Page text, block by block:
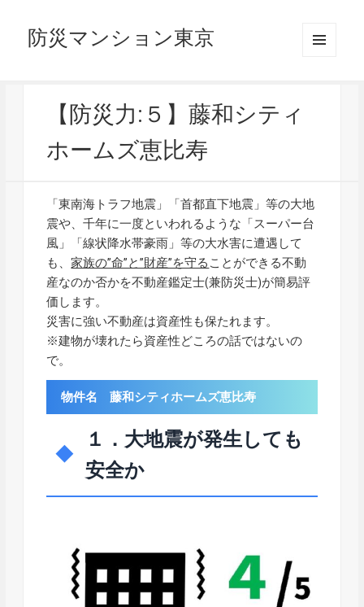
防災マンション東京
【防災力:５】藤和シティ
ホームズ恵比寿
「東南海トラフ地震」「首都直下地震」等の大地
震や、千年に一度といわれるような「スーパー台
風」「線状降水帯豪雨」等の大水害に遭遇して
も、家族の”命”と”財産”を守る ことができる不動
産なのか否かを不動産鑑定士(兼防災士)が簡易評
価します。
災害に強い不動産は資産性も保たれます。
※建物が壊れたら資産性どころの話ではないの
で。
物件名 藤和シティホームズ恵比寿
１．大地震が発生しても
安全か